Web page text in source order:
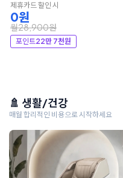
제휴카드 할인 시
0원
월28,900원
포인트22만 7천원
🚿 생활/건강
매월 합리적인 비용으로 시작하세요